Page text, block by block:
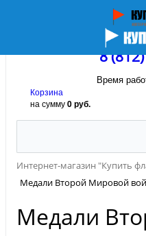
8
Время
Корзина
на сумму0 руб.
Интернет-магазин "Купить
Медали Второй Мировой
Медали